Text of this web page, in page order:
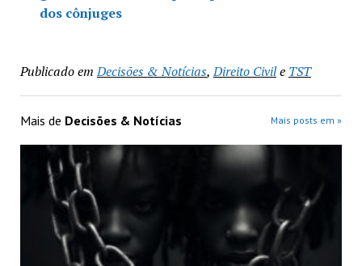
dos cônjuges
Publicado em Decisões & Notícias,Direito Civile TST
Mais de Decisões & Notícias Mais posts em »